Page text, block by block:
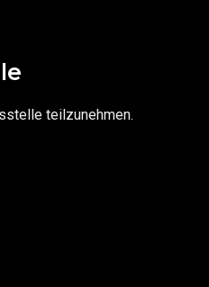
teilzunehmen.